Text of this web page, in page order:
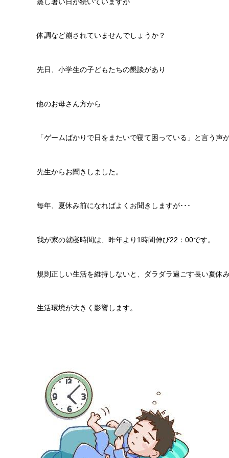
体調など崩されていませんでしょうか？
先日、小学生の子どもたちの懇談があり
他のお母さん方から
「ゲームばかりで日をまたいで寝て困っている」と言う声
先生からお聞きしました。
毎年、夏休み前になればよくお聞きしますが･･･
我が家の就寝時間は、昨年より1時間伸び22：00です。
規則正しい生活を維持しないと、ダラダラ過ごす長い夏休み
生活環境が大きく影響します。